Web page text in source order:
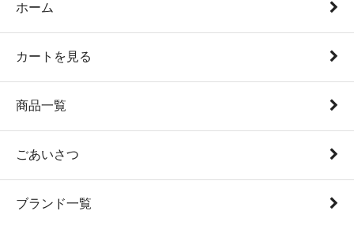
ホーム
カートを見る
商品一覧
ごあいさつ
ブランド一覧